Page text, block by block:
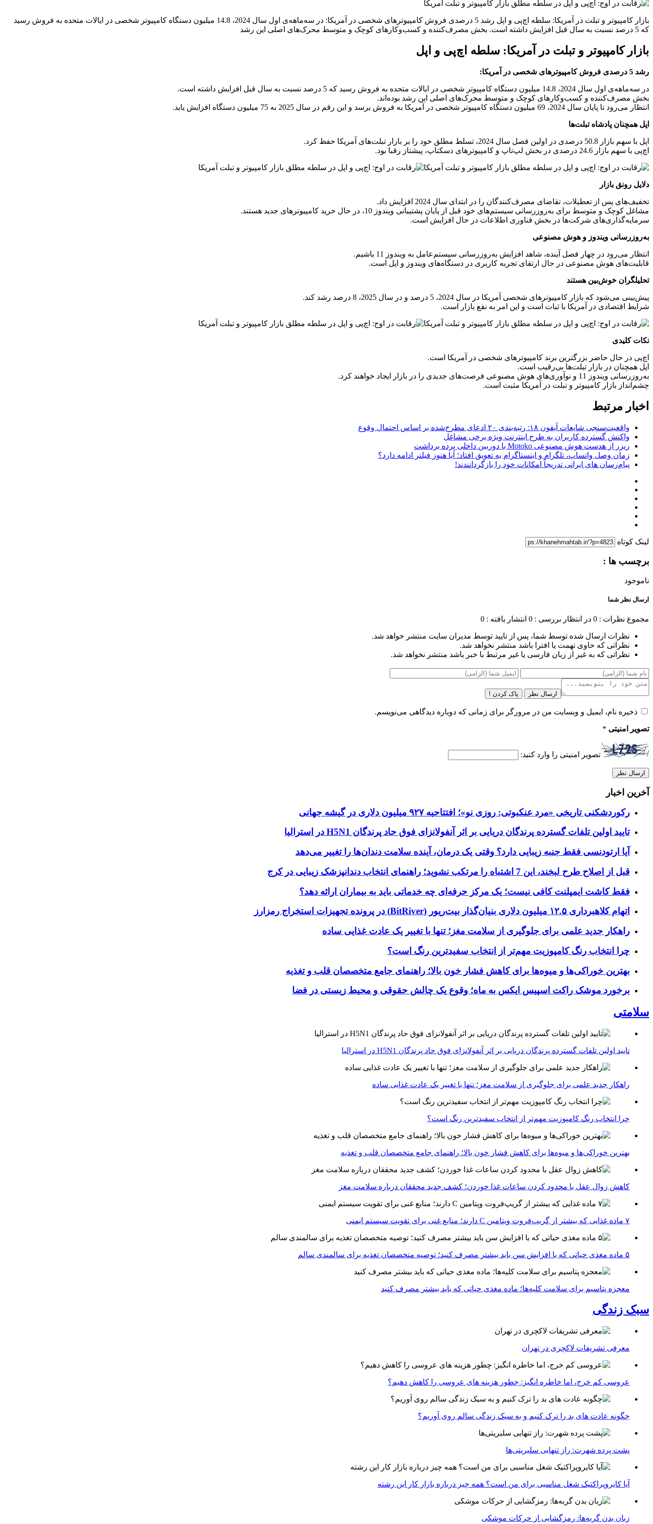
بازار کامپیوتر و تبلت در آمریکا: سلطه اچ‌پی و اپل رشد 5 درصدی فروش کامپیوترهای شخصی در آمریکا: در سه‌ماهه‌ی اول سال 2024، 14.8 میلیون دستگاه کامپیوتر شخصی در ایالات متحده به فروش رسید
که 5 درصد نسبت به سال قبل افزایش داشته است. بخش مصرف‌کننده و کسب‌وکارهای کوچک و متوسط محرک‌های اصلی این رشد
بازار کامپیوتر و تبلت در آمریکا: سلطه اچ‌پی و اپل
رشد 5 درصدی فروش کامپیوترهای شخصی در آمریکا:
در سه‌ماهه‌ی اول سال 2024، 14.8 میلیون دستگاه کامپیوتر شخصی در ایالات متحده به فروش رسید که 5 درصد نسبت به سال قبل افزایش داشته است.
بخش مصرف‌کننده و کسب‌وکارهای کوچک و متوسط محرک‌های اصلی این رشد بوده‌اند.
انتظار می‌رود تا پایان سال 2024، 69 میلیون دستگاه کامپیوتر شخصی در آمریکا به فروش برسد و این رقم در سال 2025 به 75 میلیون دستگاه افزایش یابد.
اپل همچنان پادشاه تبلت‌ها
اپل با سهم بازار 50.8 درصدی در اولین فصل سال 2024، تسلط مطلق خود را بر بازار تبلت‌های آمریکا حفظ کرد.
اچ‌پی با سهم بازار 24.6 درصدی در بخش لپ‌تاپ و کامپیوترهای دسکتاپ، پیشتاز رقبا بود.
دلایل رونق بازار
تخفیف‌های پس از تعطیلات، تقاضای مصرف‌کنندگان را در ابتدای سال 2024 افزایش داد.
مشاغل کوچک و متوسط برای به‌روزرسانی سیستم‌های خود قبل از پایان پشتیبانی ویندوز 10، در حال خرید کامپیوترهای جدید هستند.
سرمایه‌گذاری‌های شرکت‌ها در بخش فناوری اطلاعات در حال افزایش است.
به‌روزرسانی ویندوز و هوش مصنوعی
انتظار می‌رود در چهار فصل آینده، شاهد افزایش به‌روزرسانی سیستم‌عامل به ویندوز 11 باشیم.
قابلیت‌های هوش مصنوعی در حال ارتقای تجربه کاربری در دستگاه‌های ویندوز و اپل است.
تحلیلگران خوش‌بین هستند
پیش‌بینی می‌شود که بازار کامپیوترهای شخصی آمریکا در سال 2024، 5 درصد و در سال 2025، 8 درصد رشد کند.
شرایط اقتصادی در آمریکا با ثبات است و این امر به نفع بازار است.
نکات کلیدی
اچ‌پی در حال حاضر بزرگترین برند کامپیوترهای شخصی در آمریکا است.
اپل همچنان در بازار تبلت‌ها بی‌رقیب است.
به‌روزرسانی ویندوز 11 و نوآوری‌های هوش مصنوعی فرصت‌های جدیدی را در بازار ایجاد خواهند کرد.
چشم‌انداز بازار کامپیوتر و تبلت در آمریکا مثبت است.
اخبار مرتبط
واقعیت‌سنجی شایعات آیفون ۱۸: رتبه‌بندی ۲۰ ادعای مطرح‌شده بر اساس احتمال وقوع
واکنش گسترده کاربران به طرح اینترنت ویژه برخی مشاغل
ریزر از هدست هوش مصنوعی Motoko با دوربین داخلی پرده برداشت
زمان وصل واتساپ، تلگرام و اینستاگرام به تعویق افتاد؛ آیا هنوز فیلتر ادامه دارد؟
پیام‌رسان‌ های ایرانی تدریجاً امکانات خود را بازگردانندند!
لینک کوتاه
برچسب ها :
ناموجود
ارسال نظر شما
مجموع نظرات : 0 در انتظار بررسی : 0 انتشار یافته : 0
نظرات ارسال شده توسط شما، پس از تایید توسط مدیران سایت منتشر خواهد شد.
نظراتی که حاوی تهمت یا افترا باشد منتشر نخواهد شد.
نظراتی که به غیر از زبان فارسی یا غیر مرتبط با خبر باشد منتشر نخواهد شد.
ارسال نظر پاک کردن !
ذخیره نام، ایمیل و وبسایت من در مرورگر برای زمانی که دوباره دیدگاهی می‌نویسم.
تصویر امنیتی *
تصویر امنیتی را وارد کنید:
آخرین اخبار
رکوردشکنی تاریخی «مرد عنکبوتی: روزی نو»؛ افتتاحیه ۹۲۷ میلیون دلاری در گیشه جهانی
تایید اولین تلفات گسترده پرندگان دریایی بر اثر آنفولانزای فوق حاد پرندگان H5N1 در استرالیا
آیا ارتودنسی فقط جنبه زیبایی دارد؟ وقتی یک درمان، آینده سلامت دندان‌ها را تغییر می‌دهد
قبل از اصلاح طرح لبخند، این 7 اشتباه را مرتکب نشوید؛ راهنمای انتخاب دندانپزشک زیبایی در کرج
فقط کاشت ایمپلنت کافی نیست؛ یک مرکز حرفه‌ای چه خدماتی باید به بیماران ارائه دهد؟
اتهام کلاهبرداری ۱۲.۵ میلیون دلاری بنیان‌گذار بیت‌ریور (BitRiver) در پرونده تجهیزات استخراج رمزارز
راهکار جدید علمی برای جلوگیری از سلامت مغز؛ تنها با تغییر یک عادت غذایی ساده
چرا انتخاب رنگ کامپوزیت مهم‌تر از انتخاب سفیدترین رنگ است؟
بهترین خوراکی‌ها و میوه‌ها برای کاهش فشار خون بالا؛ راهنمای جامع متخصصان قلب و تغذیه
برخورد موشک راکت اسپیس ایکس به ماه؛ وقوع یک چالش حقوقی و محیط زیستی در فضا
سلامتی
تایید اولین تلفات گسترده پرندگان دریایی بر اثر آنفولانزای فوق حاد پرندگان H5N1 در استرالیا
راهکار جدید علمی برای جلوگیری از سلامت مغز؛ تنها با تغییر یک عادت غذایی ساده
چرا انتخاب رنگ کامپوزیت مهم‌تر از انتخاب سفیدترین رنگ است؟
بهترین خوراکی‌ها و میوه‌ها برای کاهش فشار خون بالا؛ راهنمای جامع متخصصان قلب و تغذیه
کاهش زوال عقل با محدود کردن ساعات غذا خوردن؛ کشف جدید محققان درباره سلامت مغز
۷ ماده غذایی که بیشتر از گریپ‌فروت ویتامین C دارند؛ منابع غنی برای تقویت سیستم ایمنی
۵ ماده مغذی حیاتی که با افزایش سن باید بیشتر مصرف کنید؛ توصیه متخصصان تغذیه برای سالمندی سالم
معجزه پتاسیم برای سلامت کلیه‌ها؛ ماده مغذی حیاتی که باید بیشتر مصرف کنید
سبک زندگی
معرفی تشریفات لاکچری در تهران
عروسی کم خرج، اما خاطره انگیز: چطور هزینه های عروسی را کاهش دهیم؟
چگونه عادت‌ های بد را ترک کنیم و به سبک زندگی سالم روی آوریم؟
پشت پرده شهرت: راز تنهایی سلبریتی‌ها
آیا کایروپراکتیک شغل مناسبی برای من است؟ همه چیز درباره بازار کار این رشته
زبان بدن گربه‌ها: رمزگشایی از حرکات موشکی